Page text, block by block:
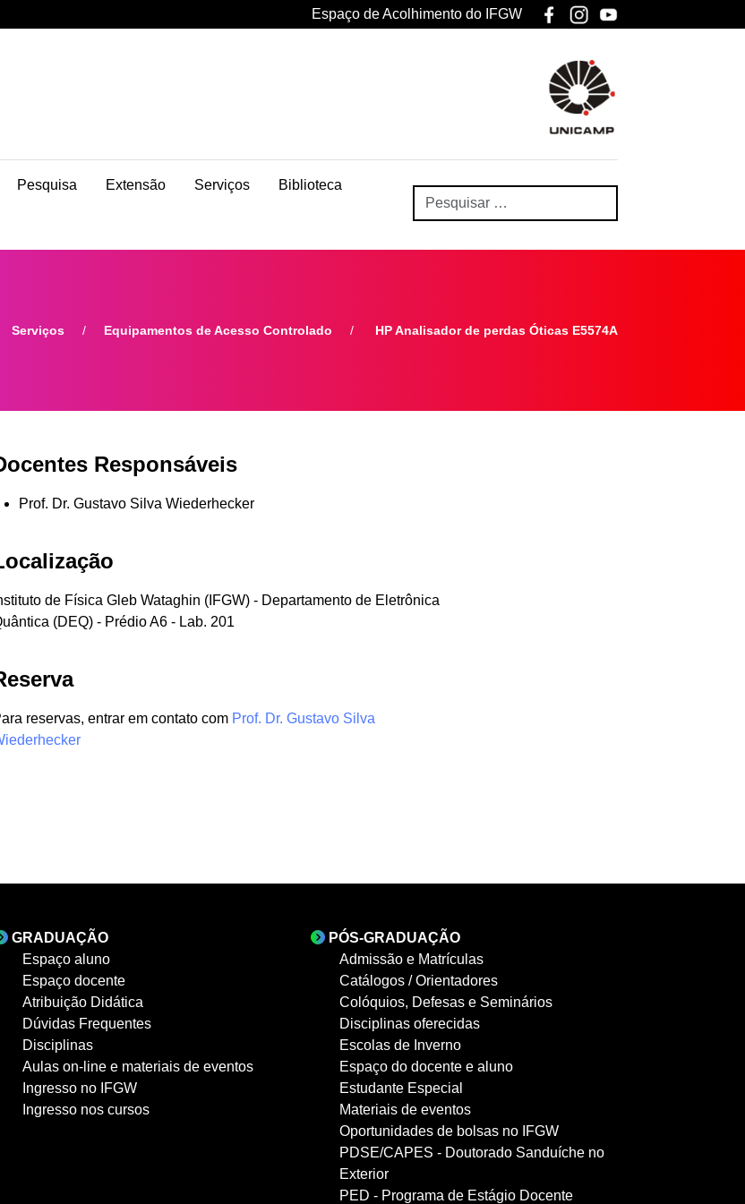
Espaço de Acolhimento do IFGW
Pesquisa Extensão Serviços Biblioteca
Serviços Equipamentos de Acesso Controlado HP Analisador de perdas Óticas E5574A
Responsáveis
Prof. Dr. Gustavo Silva Wiederhecker
de Física Gleb Wataghin (IFGW) - Departamento de Eletrônica
(DEQ) - Prédio A6 - Lab. 201
reservas, entrar em contato com Prof. Dr. Gustavo Silva
GRADUAÇÃO
Espaço aluno
Espaço docente
Atribuição Didática
Dúvidas Frequentes
Disciplinas
Aulas on-line e materiais de eventos
Ingresso no IFGW
Ingresso nos cursos
PÓS-GRADUAÇÃO
Admissão e Matrículas
Catálogos / Orientadores
Colóquios, Defesas e Seminários
Disciplinas oferecidas
Escolas de Inverno
Espaço do docente e aluno
Estudante Especial
Materiais de eventos
Oportunidades de bolsas no IFGW
PDSE/CAPES - Doutorado Sanduíche no
Exterior
PED - Programa de Estágio Docente